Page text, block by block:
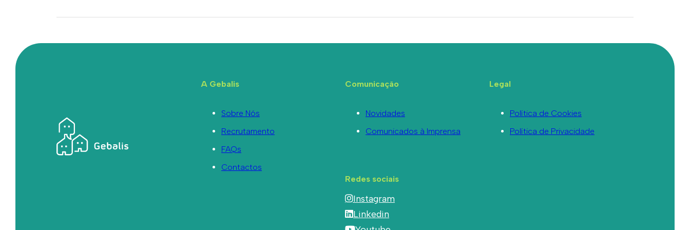
A Gebalis
Sobre Nós
Recrutamento
FAQs
Contactos
Comunicação
Novidades
Comunicados à Imprensa
Redes sociais
Instagram
Linkedin
Legal
Política de Cookies
Política de Privacidade